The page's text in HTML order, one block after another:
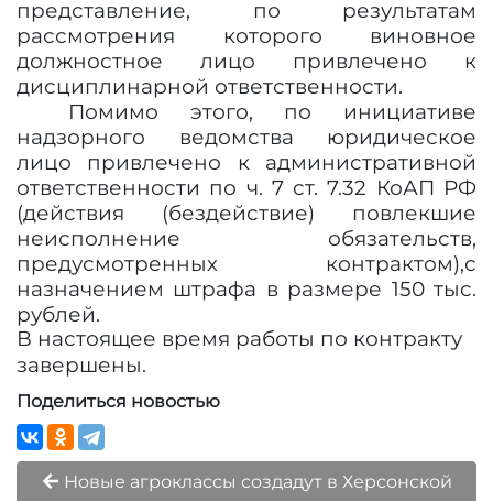
представление, по результатам
рассмотрения которого виновное
должностное лицо привлечено к
дисциплинарной ответственности.
Помимо этого, по инициативе
надзорного ведомства юридическое
лицо привлечено к административной
ответственности по ч. 7 ст. 7.32 КоАП РФ
(действия (бездействие) повлекшие
неисполнение обязательств,
предусмотренных контрактом),с
назначением штрафа в размере 150 тыс.
рублей.
В настоящее время работы по контракту
завершены.
Поделиться новостью
Новые агроклассы создадут в Херсонской